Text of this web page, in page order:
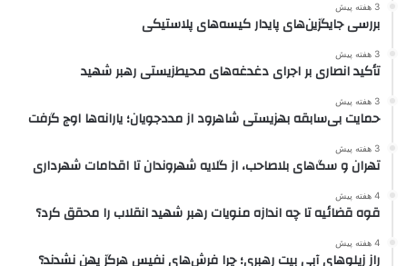
3 هفته پیش
بررسی جایگزین‌های پایدار کیسه‌های پلاستیکی
3 هفته پیش
تأکید انصاری بر اجرای دغدغه‌های محیط‌زیستی رهبر شهید
3 هفته پیش
حمایت بی‌سابقه بهزیستی شاهرود از مددجویان؛ یارانه‌ها اوج گرفت
3 هفته پیش
تهران و سگ‌های بلاصاحب، از گلایه شهروندان تا اقدامات شهرداری
4 هفته پیش
قوه قضائیه تا چه اندازه منویات رهبر شهید انقلاب را محقق کرد؟
4 هفته پیش
راز زیلوهای آبی بیت رهبری؛ چرا فرش‌های نفیس هرگز پهن نشدند؟